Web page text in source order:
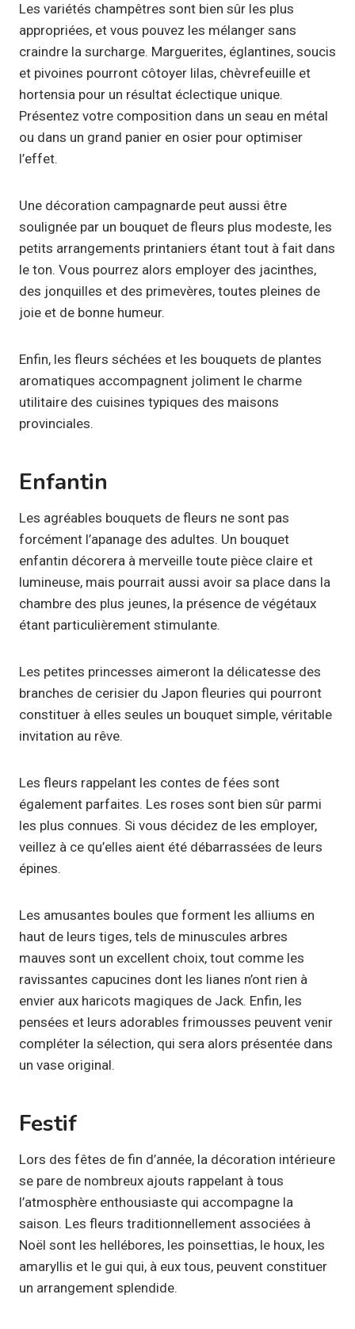
Les variétés champêtres sont bien sûr les plus
appropriées, et vous pouvez les mélanger sans
craindre la surcharge. Marguerites, églantines, soucis
et pivoines pourront côtoyer lilas, chèvrefeuille et
hortensia pour un résultat éclectique unique.
Présentez votre composition dans un seau en métal
ou dans un grand panier en osier pour optimiser
l’effet.
Une décoration campagnarde peut aussi être
soulignée par un bouquet de fleurs plus modeste, les
petits arrangements printaniers étant tout à fait dans
le ton. Vous pourrez alors employer des jacinthes,
des jonquilles et des primevères, toutes pleines de
joie et de bonne humeur.
Enfin, les fleurs séchées et les bouquets de plantes
aromatiques accompagnent joliment le charme
utilitaire des cuisines typiques des maisons
provinciales.
Enfantin
Les agréables bouquets de fleurs ne sont pas
forcément l’apanage des adultes. Un bouquet
enfantin décorera à merveille toute pièce claire et
lumineuse, mais pourrait aussi avoir sa place dans la
chambre des plus jeunes, la présence de végétaux
étant particulièrement stimulante.
Les petites princesses aimeront la délicatesse des
branches de cerisier du Japon fleuries qui pourront
constituer à elles seules un bouquet simple, véritable
invitation au rêve.
Les fleurs rappelant les contes de fées sont
également parfaites. Les roses sont bien sûr parmi
les plus connues. Si vous décidez de les employer,
veillez à ce qu’elles aient été débarrassées de leurs
épines.
Les amusantes boules que forment les alliums en
haut de leurs tiges, tels de minuscules arbres
mauves sont un excellent choix, tout comme les
ravissantes capucines dont les lianes n’ont rien à
envier aux haricots magiques de Jack. Enfin, les
pensées et leurs adorables frimousses peuvent venir
compléter la sélection, qui sera alors présentée dans
un vase original.
Festif
Lors des fêtes de fin d’année, la décoration intérieure
se pare de nombreux ajouts rappelant à tous
l’atmosphère enthousiaste qui accompagne la
saison. Les fleurs traditionnellement associées à
Noël sont les hellébores, les poinsettias, le houx, les
amaryllis et le gui qui, à eux tous, peuvent constituer
un arrangement splendide.